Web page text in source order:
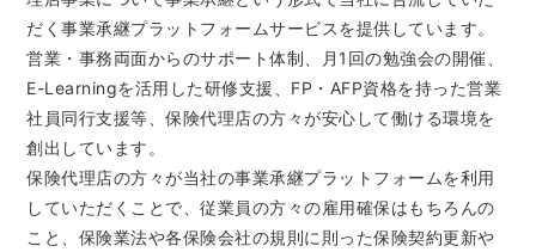
だく事業承継プラットフォームサービスを提供しています。
営業・事務両面からのサポート体制、月1回の勉強会の開催、
E-Learningを活用した研修支援、FP・AFP資格を持った営業
社員同行支援等、保険代理店の方々が安心して働ける環境を
創出しています。
保険代理店の方々が当社の事業承継プラットフォームを利用
していただくことで、従業員の方々の雇用確保はもちろんの
こと、保険業法や各保険会社の規則に則った保険契約更新や